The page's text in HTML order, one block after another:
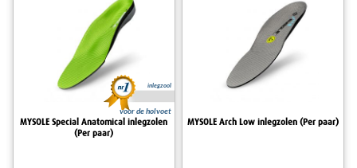
inlegzool
voor de holvoet
MYSOLE Special Anatomical inlegzolen
(Per paar)
MYSOLE Arch Low inlegzolen (Per paar)